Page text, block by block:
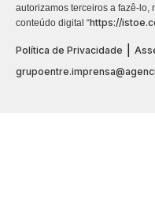
autorizamos terceiros a fazê-
conteúdo digital “https://
Política de Privacidade